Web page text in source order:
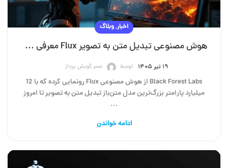
اخبار,وبلاگ
هوش مصنوعی تبدیل متن به تصویر Flux معرفی شد؛ رقیب جدی میدجرنی
۱۹ تیر ۱۴۰۵ توسط عصر گویش پرداز
Black Forest Labs از هوش مصنوعی Flux رونمایی کرده که با 12
میلیارد پارامتر بزرگ‌ترین مدل متن‌باز تبدیل متن به تصویر تا امروز
...
ادامه خواندن